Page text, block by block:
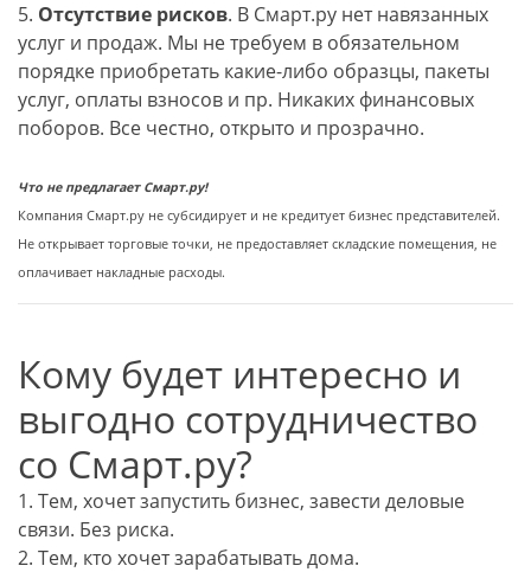
5. Отсутствие рисков. В Смарт.ру нет навязанных
услуг и продаж. Мы не требуем в обязательном
порядке приобретать какие-либо образцы, пакеты
услуг, оплаты взносов и пр. Никаких финансовых
поборов. Все честно, открыто и прозрачно.
Что не предлагает Смарт.ру!
Компания Смарт.ру не субсидирует и не кредитует бизнес представителей.
Не открывает торговые точки, не предоставляет складские помещения, не
оплачивает накладные расходы.
Кому будет интересно и
выгодно сотрудничество
со Смарт.ру?
1. Тем, хочет запустить бизнес, завести деловые
связи. Без риска.
2. Тем, кто хочет зарабатывать дома.